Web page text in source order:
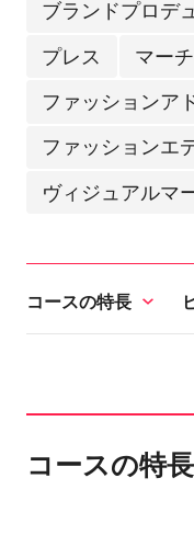
ブランドプロデ
プレス マー
ファッションア
ファッションエ
ヴィジュアルマ
コースの特長
コースの特長